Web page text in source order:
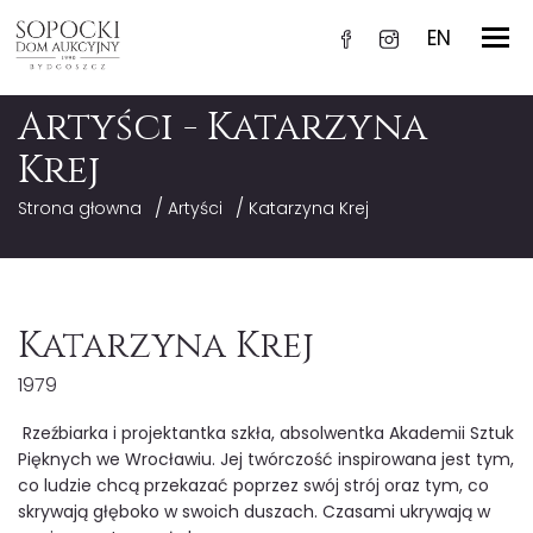
EN
Artyści - Katarzyna
Krej
Strona głowna / Artyści / Katarzyna Krej
Katarzyna Krej
1979
Rzeźbiarka i projektantka szkła, absolwentka Akademii Sztuk
Pięknych we Wrocławiu. Jej twórczość inspirowana jest tym,
co ludzie chcą przekazać poprzez swój strój oraz tym, co
skrywają głęboko w swoich duszach. Czasami ukrywają w